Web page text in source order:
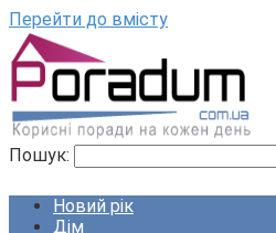
Перейти до вмісту
Пошук:
Новий рік
Дім